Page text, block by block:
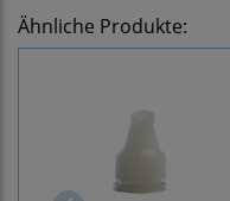
Ähnliche Produkte: